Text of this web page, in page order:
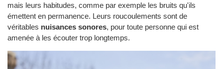
mais leurs habitudes, comme par exemple les bruits qu'ils
émettent en permanence. Leurs roucoulements sont de
véritables nuisances sonores, pour toute personne qui est
amenée à les écouter trop longtemps.